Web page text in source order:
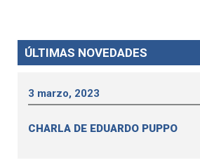
ÚLTIMAS NOVEDADES
3 marzo, 2023
CHARLA DE EDUARDO PUPPO